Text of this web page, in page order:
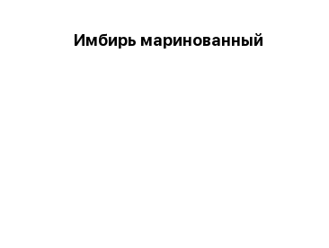
Имбирь маринованный